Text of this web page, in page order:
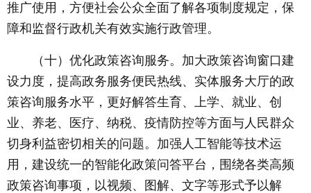
推广使用，方便社会公众全面了解各项制度规定，保
障和监督行政机关有效实施行政管理。
（十）优化政策咨询服务。加大政策咨询窗口建
设力度，提高政务服务便民热线、实体服务大厅的政
策咨询服务水平，更好解答生育、上学、就业、创
业、养老、医疗、纳税、疫情防控等方面与人民群众
切身利益密切相关的问题。加强人工智能等技术运
用，建设统一的智能化政策问答平台，围绕各类高频
政策咨询事项，以视频、图解、文字等形式予以解